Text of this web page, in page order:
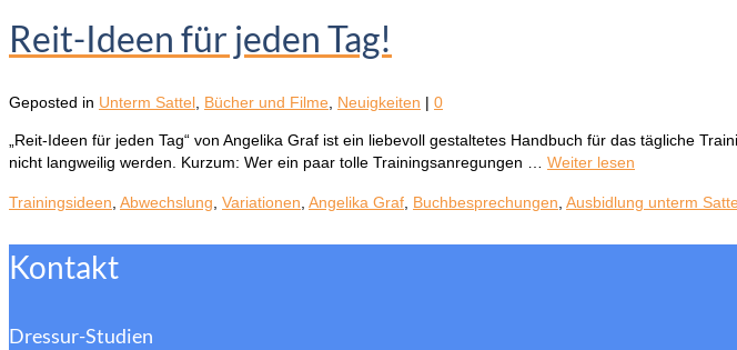
Reit-Ideen für jeden Tag!
Geposted in Unterm Sattel Bücher und Filme Neuigkeiten | 0
„Reit-Ideen für jeden Tag“ von Angelika Graf ist ein liebevoll gestaltetes Handbuch für das tägliche
nicht langweilig werden. Kurzum: Wer ein paar tolle Trainingsanregungen … Weiter lesen
Trainingsideen Abwechslung Variationen Angelika Graf Buchbesprechungen Ausbidlung unterm
Kontakt
Dressur-Studien